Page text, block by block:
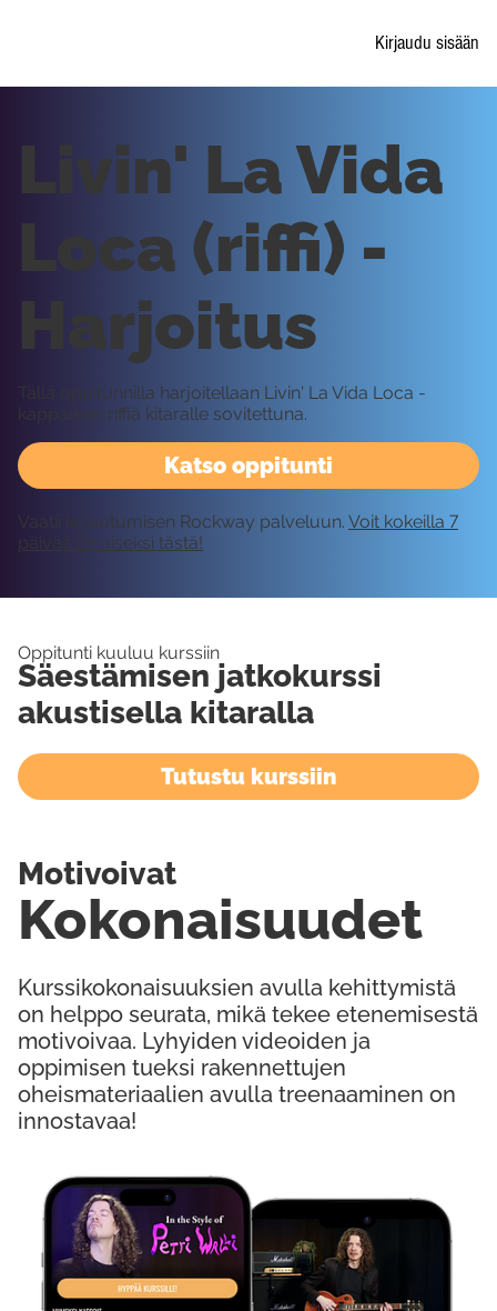
Kirjaudu sisään
Katso oppitunti
Livin' La Vida
Loca (riffi) -
Harjoitus
Tällä oppitunnilla harjoitellaan Livin' La Vida Loca -
kappaleen riffiä kitaralle sovitettuna.
Vaatii kirjautumisen Rockway palveluun. Voit kokeilla 7
päivää ilmaiseksi tästä!
Oppitunti kuuluu kurssiin
Säestämisen jatkokurssi
akustisella kitaralla
Tutustu kurssiin
Kurssikokonaisuuksien avulla kehittymistä
on helppo seurata, mikä tekee etenemisestä
motivoivaa. Lyhyiden videoiden ja
oppimisen tueksi rakennettujen
oheismateriaalien avulla treenaaminen on
innostavaa!
Kokonaisuudet
Motivoivat